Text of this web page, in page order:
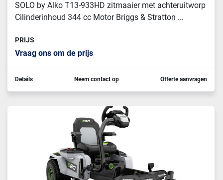
SOLO by Alko T13-933HD zitmaaier met achteruitworp
Cilinderinhoud 344 cc Motor Briggs & Stratton ...
PRIJS
Vraag ons om de prijs
Details Neem contact op Offerte aanvragen